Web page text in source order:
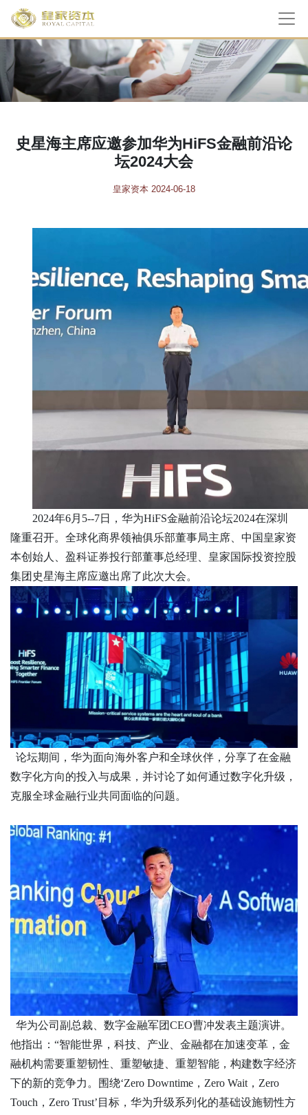
史星海主席应邀参加华为HiFS金融前沿论
坛2024大会
皇家资本 2024-06-18
2024年6月5--7日，华为HiFS金融前沿论坛2024在深圳
隆重召开。全球化商界领袖俱乐部董事局主席、中国皇家资
本创始人、盈科证券投行部董事总经理、皇家国际投资控股
集团史星海主席应邀出席了此次大会。
论坛期间，华为面向海外客户和全球伙伴，分享了在金融
数字化方向的投入与成果，并讨论了如何通过数字化升级，
克服全球金融行业共同面临的问题。
华为公司副总裁、数字金融军团CEO曹冲发表主题演讲。
他指出：“智能世界，科技、产业、金融都在加速变革，金
融机构需要重塑韧性、重塑敏捷、重塑智能，构建数字经济
下的新的竞争力。围绕‘Zero Downtime，Zero Wait，Zero
Touch，Zero Trust’目标，华为升级系列化的基础设施韧性方